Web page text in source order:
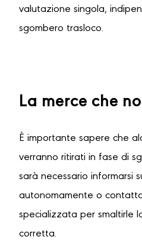
valutazione singola,
sgombero trasloco.
La merce che
È importante sapere che
verranno ritirati in fase di
sarà necessario informarsi
autonomamente o
specializzata per smaltirle
corretta.